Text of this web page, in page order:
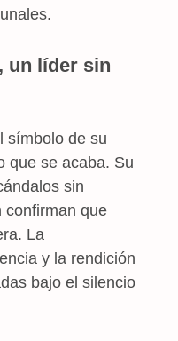
un líder sin
símbolo de su
que se acaba. Su
sin
confirman que
La
y la rendición
bajo el silencio